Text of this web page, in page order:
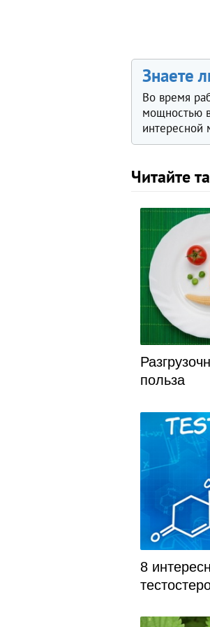
Знаете
Во время
мощностью
интересной
Читайте
польза
8